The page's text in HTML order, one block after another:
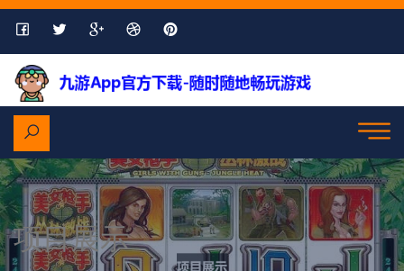
项目展示